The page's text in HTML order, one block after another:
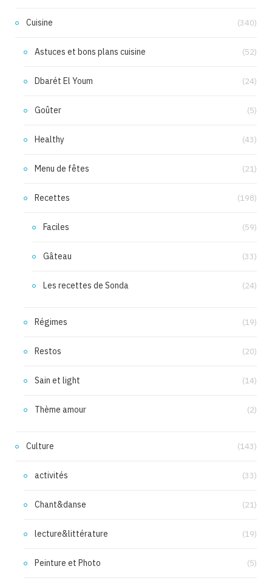
Cuisine (340)
Astuces et bons plans cuisine (52)
Dbarét El Youm (24)
Goûter (5)
Healthy (43)
Menu de fêtes (21)
Recettes (198)
Faciles (59)
Gâteau (33)
Les recettes de Sonda (24)
Régimes (19)
Restos (20)
Sain et light (14)
Thème amour (2)
Culture (143)
activités (33)
Chant&danse (21)
lecture&littérature (19)
Peinture et Photo (5)